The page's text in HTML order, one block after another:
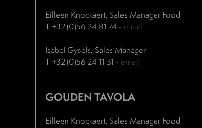
Eilleen Knockaert, Sales Manager Food
T +32 (0)56 24 81 74 - email
Isabel Gysels, Sales Manager
T +32 (0)56 24 11 31 - email
GOUDEN TAVOLA
Eilleen Knockaert, Sales Manager Food